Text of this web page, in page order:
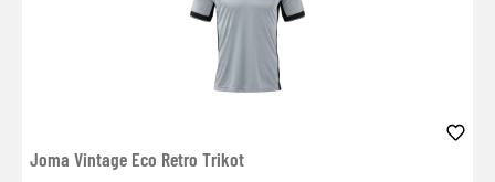
Joma Vintage Eco Retro Trikot